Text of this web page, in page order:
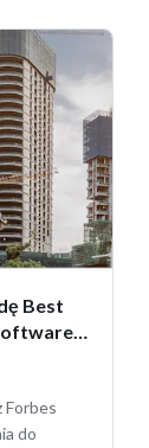
Best
Forbes
do